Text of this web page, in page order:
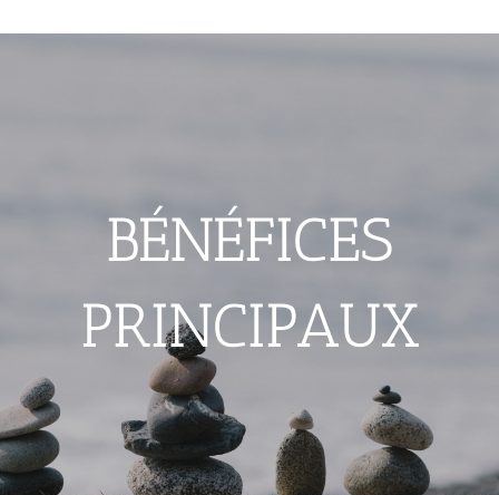
BÉNÉFICES
PRINCIPAUX